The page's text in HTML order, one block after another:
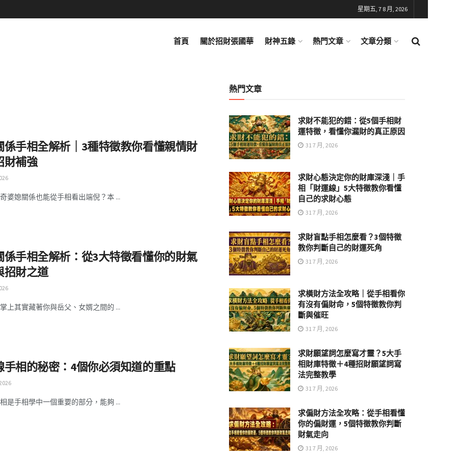
星期五, 7 8 月, 2026
首頁 關於招財張國華 財神五錄 熱門文章 文章分類
係手相全解析｜3種特徵教你看懂親情財
財補強
婆媳關係也能從手相看出端倪？本 ...
係手相全解析：從3大特徵看懂你的財氣
招財之道
上其實藏著你與岳父、女婿之間的 ...
手相的秘密：4個你必須知道的重點
是手相學中一個重要的部分，能夠 ...
熱門文章
求財不能犯的錯：從5個手相財
運特徵，看懂你漏財的真正原因
31 7 月, 2026
求財心態決定你的財庫深淺｜手
相「財運線」5大特徵教你看懂
自己的求財心態
31 7 月, 2026
求財盲點手相怎麼看？3個特徵
教你判斷自己的財運死角
31 7 月, 2026
求橫財方法全攻略｜從手相看你
有沒有偏財命，5個特徵教你判
斷與催旺
31 7 月, 2026
求財願望詞怎麼寫才靈？5大手
相財庫特徵＋4種招財願望詞寫
法完整教學
31 7 月, 2026
求偏財方法全攻略：從手相看懂
你的偏財運，5個特徵教你判斷
財氣走向
31 7 月, 2026